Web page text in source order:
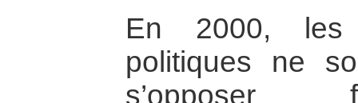
En 2000, les
politiques ne
s’opposer